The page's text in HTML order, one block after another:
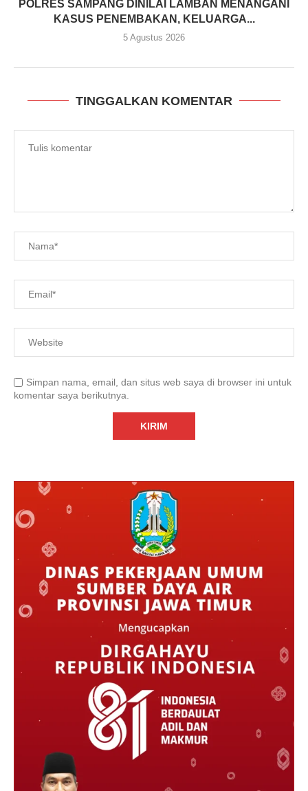
POLRES SAMPANG DINILAI LAMBAN MENANGANI
KASUS PENEMBAKAN, KELUARGA...
5 Agustus 2026
TINGGALKAN KOMENTAR
Simpan nama, email, dan situs web saya di browser ini untuk
komentar saya berikutnya.